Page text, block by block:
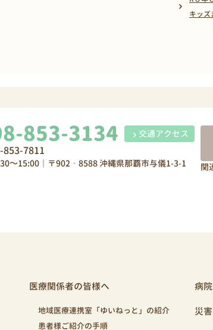
キッズ
853-3134
853-7811
交通アクセス
～15:00｜〒902‐8588 沖縄県那覇市与儀1-3-1 関
医療関係者の皆様へ
地域医療連携室「ゆいねっと」の紹介
患者様ご紹介の手順
病
災